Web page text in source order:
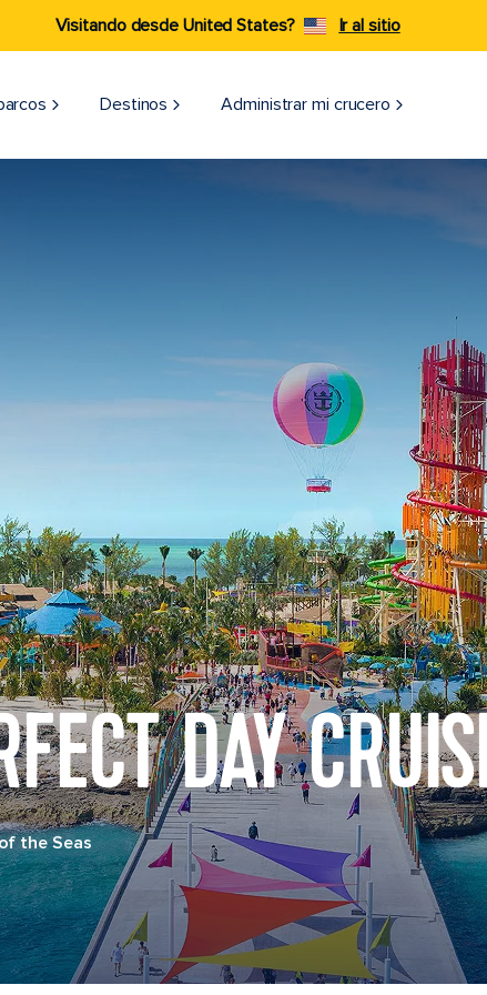
Visitando desde United States? Ir al sitio
Destinos Administrar mi crucero
DAY
the Seas